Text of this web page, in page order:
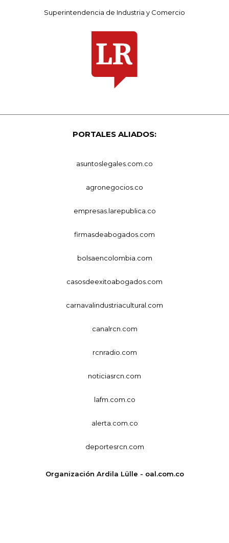
Superintendencia de Industria y Comercio
PORTALES ALIADOS:
asuntoslegales.com.co
agronegocios.co
empresas.larepublica.co
firmasdeabogados.com
bolsaencolombia.com
casosdeexitoabogados.com
carnavalindustriacultural.com
canalrcn.com
rcnradio.com
noticiasrcn.com
lafm.com.co
alerta.com.co
deportesrcn.com
Organización Ardila Lülle - oal.com.co